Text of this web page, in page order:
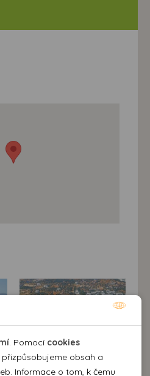
. Pomocí cookies
obsah a
Informace o tom, k čemu
byla webová stránka
funkce jako navigace
sekcím webové stránky.